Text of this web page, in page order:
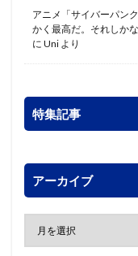
アニメ「サイバーパン
かく最高だ。それしか
に Uni より
特集記事
アーカイブ